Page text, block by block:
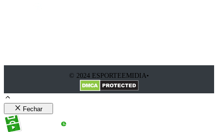
© 2024 ESPORTEEMIDIA•
Fechar